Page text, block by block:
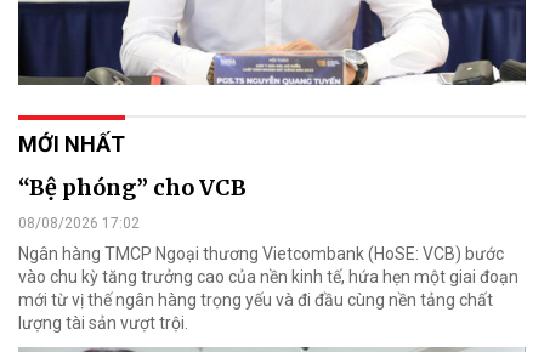
MỚI NHẤT
“Bệ phóng” cho VCB
08/08/2026 17:02
Ngân hàng TMCP Ngoại thương Vietcombank (HoSE: VCB) bước
vào chu kỳ tăng trưởng cao của nền kinh tế, hứa hẹn một giai đoạn
mới từ vị thế ngân hàng trọng yếu và đi đầu cùng nền tảng chất
lượng tài sản vượt trội.